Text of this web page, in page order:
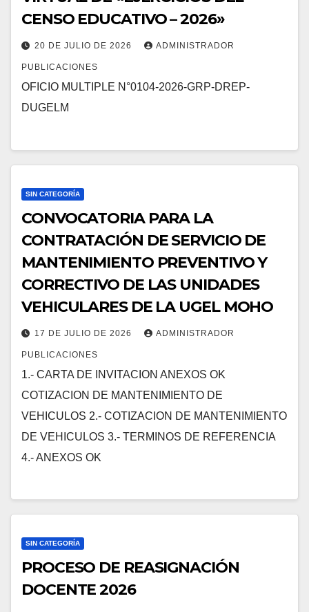
CENSO EDUCATIVO – 2026»
20 DE JULIO DE 2026 ADMINISTRADOR
PUBLICACIONES
OFICIO MULTIPLE N°0104-2026-GRP-DREP-
DUGELM
SIN CATEGORÍA
CONVOCATORIA PARA LA
CONTRATACIÓN DE SERVICIO DE
MANTENIMIENTO PREVENTIVO Y
CORRECTIVO DE LAS UNIDADES
VEHICULARES DE LA UGEL MOHO
17 DE JULIO DE 2026 ADMINISTRADOR
PUBLICACIONES
1.- CARTA DE INVITACION ANEXOS OK
COTIZACION DE MANTENIMIENTO DE
VEHICULOS 2.- COTIZACION DE MANTENIMIENTO
DE VEHICULOS 3.- TERMINOS DE REFERENCIA
4.- ANEXOS OK
SIN CATEGORÍA
PROCESO DE REASIGNACIÓN
DOCENTE 2026